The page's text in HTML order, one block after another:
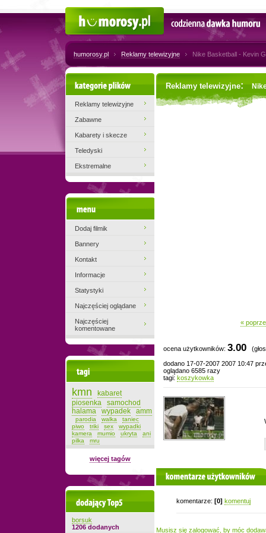
Codzienna dawka humoru
humorosy.pl Reklamy telewizyjne Nike Basketball - Kevin
Reklamy telewizyjne:
«
ocena użytkowników: 3.00
dodano 17-07-2007 2007 10:47
oglądano 6585 razy
tagi: koszykowka
komentarze użytkowników
komentarze: [0] komentuj
Musisz się zalogować, by móc
Kategorie plików
Reklamy telewizyjne
Zabawne
Kabarety i skecze
Teledyski
Ekstremalne
Dodaj filmik
Bannery
Kontakt
Informacje
Statystyki
Najczęściej oglądane
Najczęściej
komentowane
kmn
kabaret
piosenka
samochod
halama
wypadek amm
parodia walka
taniec
piwo
triki sex
wypadki
kamera
mumio ukryta
ani
pilka
mru
więcej tagów
Dodający top-5
borsuk
1206 dodanych